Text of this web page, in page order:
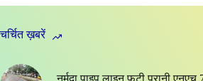
चर्चित ख़बरें
नर्मदा पाइप लाइन फूटी,पुरानी एनएच